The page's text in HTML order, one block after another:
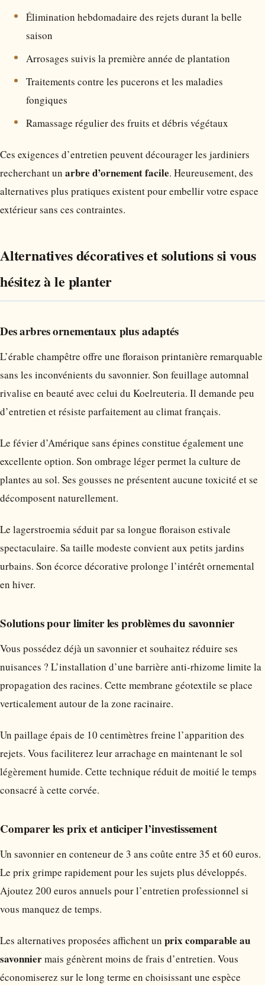
Élimination hebdomadaire des rejets durant la belle
saison
Arrosages suivis la première année de plantation
Traitements contre les pucerons et les maladies
fongiques
Ramassage régulier des fruits et débris végétaux
Ces exigences d’entretien peuvent décourager les jardiniers
recherchant un arbre d’ornement facile. Heureusement, des
alternatives plus pratiques existent pour embellir votre espace
extérieur sans ces contraintes.
Alternatives décoratives et solutions si vous
hésitez à le planter
Des arbres ornementaux plus adaptés
L’érable champêtre offre une floraison printanière remarquable
sans les inconvénients du savonnier. Son feuillage automnal
rivalise en beauté avec celui du Koelreuteria. Il demande peu
d’entretien et résiste parfaitement au climat français.
Le févier d’Amérique sans épines constitue également une
excellente option. Son ombrage léger permet la culture de
plantes au sol. Ses gousses ne présentent aucune toxicité et se
décomposent naturellement.
Le lagerstroemia séduit par sa longue floraison estivale
spectaculaire. Sa taille modeste convient aux petits jardins
urbains. Son écorce décorative prolonge l’intérêt ornemental
en hiver.
Solutions pour limiter les problèmes du savonnier
Vous possédez déjà un savonnier et souhaitez réduire ses
nuisances ? L’installation d’une barrière anti-rhizome limite la
propagation des racines. Cette membrane géotextile se place
verticalement autour de la zone racinaire.
Un paillage épais de 10 centimètres freine l’apparition des
rejets. Vous faciliterez leur arrachage en maintenant le sol
légèrement humide. Cette technique réduit de moitié le temps
consacré à cette corvée.
Comparer les prix et anticiper l’investissement
Un savonnier en conteneur de 3 ans coûte entre 35 et 60 euros.
Le prix grimpe rapidement pour les sujets plus développés.
Ajoutez 200 euros annuels pour l’entretien professionnel si
vous manquez de temps.
Les alternatives proposées affichent un prix comparable au
savonniermais génèrent moins de frais d’entretien. Vous
économiserez sur le long terme en choisissant une espèce